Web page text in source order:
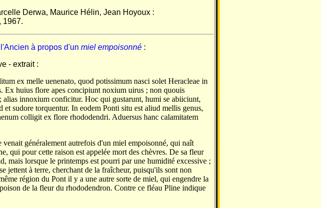
Derwa, Maurice Hélin, Jean Hoyoux :
1967.
à propos d'un miel empoisonné :
- extrait :
ex melle uenenato, quod potissimum nasci solet Heracleae in
Ex huius flore apes concipiunt noxium uirus ; non quouis
innoxium conficitur. Hoc qui gustarunt, humi se abiiciunt,
et sudore torquentur. In eodem Ponti situ est aliud mellis genus,
colligit ex flore rhododendri. Aduersus hanc calamitatem
généralement autrefois d'un miel empoisonné, qui naît
qui pour cette raison est appelée mort des chèvres. De sa fleur
mais lorsque le printemps est pourri par une humidité excessive ;
jettent à terre, cherchant de la fraîcheur, puisqu'ils sont non
région du Pont il y a une autre sorte de miel, qui engendre la
de la fleur du rhododendron. Contre ce fléau Pline indique